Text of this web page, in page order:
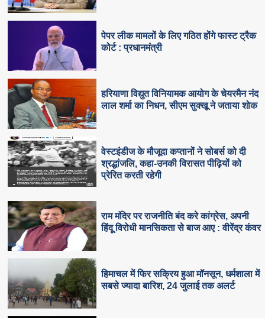
पेपर लीक मामलों के लिए गठित होंगे फास्ट ट्रैक
कोर्ट : प्रधानमंत्री
हरियाणा विद्युत विनियामक आयोग के चेयरमैन नंद
लाल शर्मा का निधन, सीएम सुक्‍खू ने जताया शोक
वेस्टइंडीज के मौजूदा कप्तानों ने सोबर्स को दी
श्रद्धांजलि, कहा-उनकी विरासत पीढ़ियों को
प्रेरित करती रहेगी
राम मंदिर पर राजनीति बंद करे कांग्रेस, अपनी
हिंदू विरोधी मानसिकता से बाज आए : वीरेंद्र कंवर
हिमाचल में फिर सक्रिय हुआ मॉनसून, धर्मशाला में
सबसे ज्यादा बारिश, 24 जुलाई तक अलर्ट